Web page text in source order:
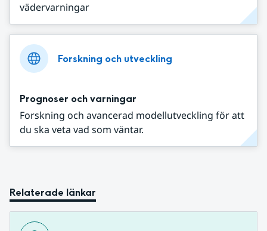
vädervarningar
Forskning och utveckling
Prognoser och varningar
Forskning och avancerad modellutveckling för att
du ska veta vad som väntar.
Relaterade länkar